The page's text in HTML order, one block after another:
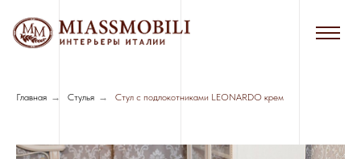
Главная → Стулья → Стул с подлокотниками LEONARDO крем